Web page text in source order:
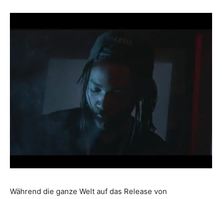
Während die ganze Welt auf das Release von